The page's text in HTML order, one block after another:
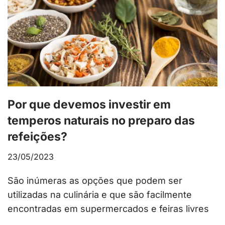
Por que devemos investir em
temperos naturais no preparo das
refeições?
23/05/2023
São inúmeras as opções que podem ser
utilizadas na culinária e que são facilmente
encontradas em supermercados e feiras livres